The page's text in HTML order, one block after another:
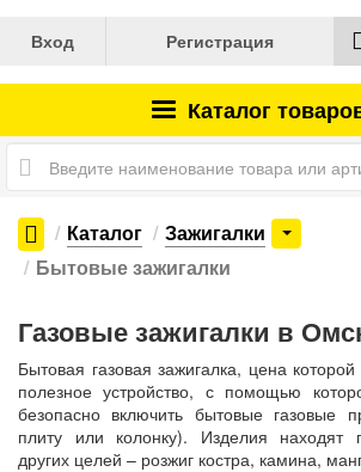
Вход Регистрация
Каталог
Каталог
Зажигалки
Бытовые зажигалки
Газовые зажигалки в
Бытовая газовая зажигалка, цена
полезное устройство, с помощью
безопасно включить бытовые газовые
плиту или колонку). Изделия
других целей – розжиг костра, камина,